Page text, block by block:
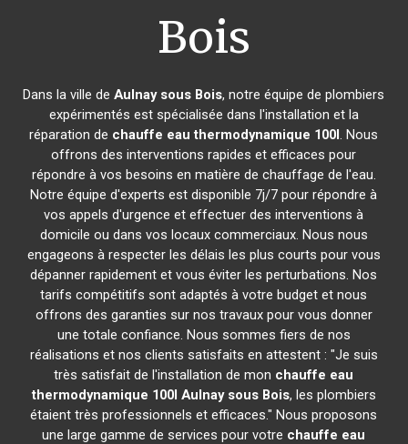
Bois
Dans la ville deAulnay sous Bois, notre équipe de plombiers
expérimentés est spécialisée dans l'installation et la
réparation de chauffe eau thermodynamique 100l. Nous
offrons des interventions rapides et efficaces pour
répondre à vos besoins en matière de chauffage de l'eau.
Notre équipe d'experts est disponible 7j/7 pour répondre à
vos appels d'urgence et effectuer des interventions à
domicile ou dans vos locaux commerciaux. Nous nous
engageons à respecter les délais les plus courts pour vous
dépanner rapidement et vous éviter les perturbations. Nos
tarifs compétitifs sont adaptés à votre budget et nous
offrons des garanties sur nos travaux pour vous donner
une totale confiance. Nous sommes fiers de nos
réalisations et nos clients satisfaits en attestent : "Je suis
très satisfait de l'installation de mon chauffe eau
thermodynamique 100l Aulnay sous Bois, les plombiers
étaient très professionnels et efficaces." Nous proposons
une large gamme de services pour votre chauffe eau